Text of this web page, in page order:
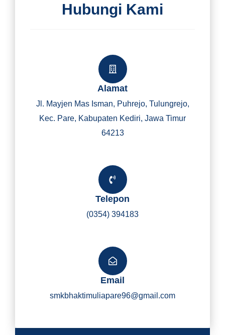
Y
I
Hubungi Kami
Alamat
Jl. Mayjen Mas Isman, Puhrejo, Tulungrejo,
Kec. Pare, Kabupaten Kediri, Jawa Timur
64213
Telepon
(0354) 394183
Email
smkbhaktimuliapare96@gmail.com